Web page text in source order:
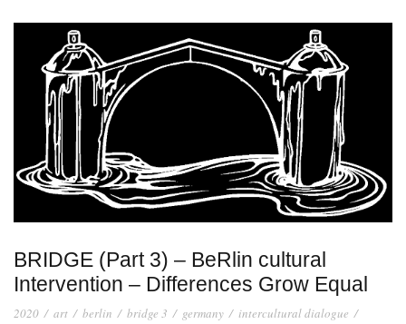
BRIDGE (Part 3) – BeRlin cultural
Intervention – Differences Grow Equal
2020 / art / berlin / bridge 3 / germany / intercultural dialogue /